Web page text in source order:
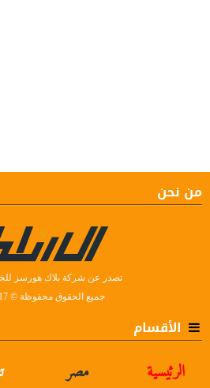
من نحن
تصدر عن شركة بلاك هورسز
جميع الحقوق محفوظة © 2017 - 2019
الأقسام
الرئيسية مصر